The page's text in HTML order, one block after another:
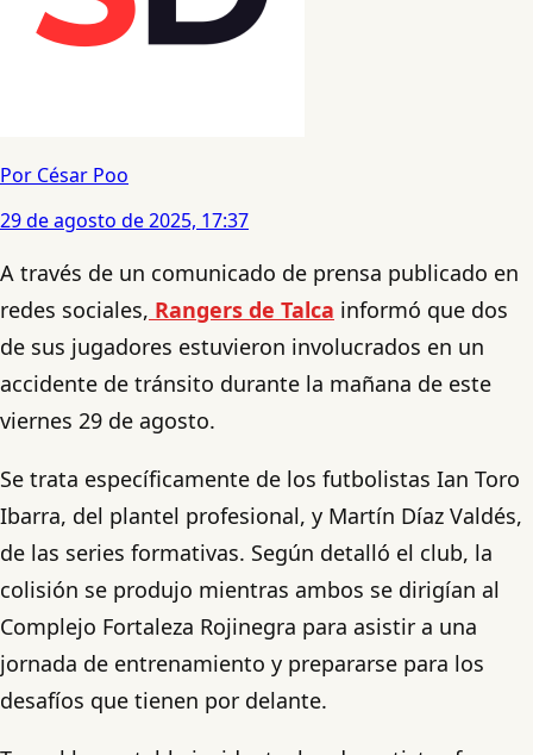
Por César Poo
29 de agosto de 2025, 17:37
A través de un comunicado de prensa publicado en
redes sociales, Rangers de Talca informó que dos
de sus jugadores estuvieron involucrados en un
accidente de tránsito durante la mañana de este
viernes 29 de agosto.
Se trata específicamente de los futbolistas Ian Toro
Ibarra, del plantel profesional, y Martín Díaz Valdés,
de las series formativas. Según detalló el club, la
colisión se produjo mientras ambos se dirigían al
Complejo Fortaleza Rojinegra para asistir a una
jornada de entrenamiento y prepararse para los
desafíos que tienen por delante.